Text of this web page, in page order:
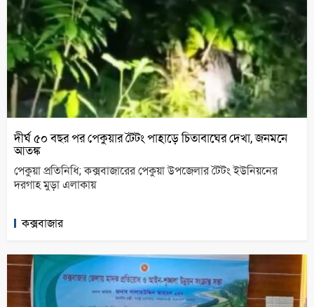
দীর্ঘ ৫০ বছর পর পেকুয়ার টৈটং পাহাড়ে চিতাবাঘের দেখা, জনমনে
আতঙ্ক
পেকুয়া প্রতিনিধি; কক্সবাজারের পেকুয়া উপজেলার টৈটং ইউনিয়নের
দরগাহ মুড়া এলাকায়
কক্সবাজার